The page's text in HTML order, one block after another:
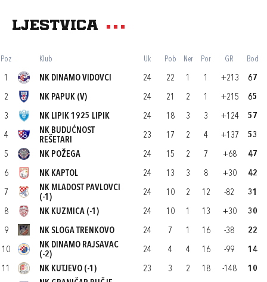
Ljestvica
Poz Klub Uk Pob Ner Por GR Bod
1 NK DINAMO VIDOVCI 24 22 1 1 +213 67
2 NK PAPUK (V) 24 21 2 1 +215 65
3 NK LIPIK 1925 LIPIK 24 18 3 3 +124 57
4
NK BUDUĆNOST
REŠETARI
23 17 2 4 +137 53
5 NK POŽEGA 24 15 2 7 +68 47
6 NK KAPTOL 24 13 3 8 +30 42
7
NK MLADOST PAVLOVCI
(-1)
24 10 2 12 -82 31
8 NK KUZMICA (-1) 24 10 1 13 +30 30
9 NK SLOGA TRENKOVO 24 7 1 16 -38 22
10
NK DINAMO RAJSAVAC
(-2)
24 4 4 16 -99 14
11 NK KUTJEVO (-1) 23 3 2 18 -148
10